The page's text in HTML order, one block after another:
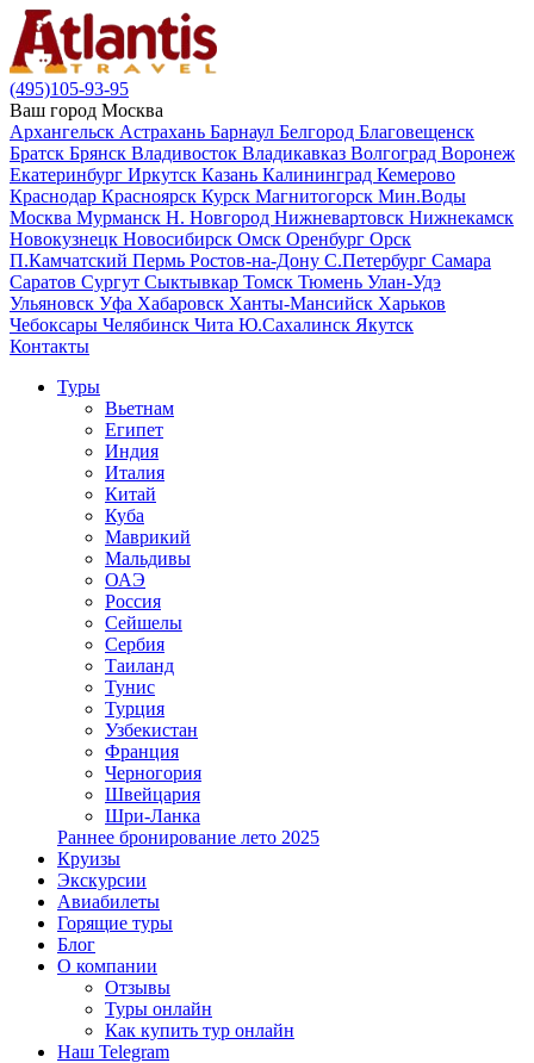
(495)105-93-95
Ваш город Москва
Архангельск Астрахань Барнаул Белгород Благовещенск
Братск Брянск Владивосток Владикавказ Волгоград Воронеж
Екатеринбург Иркутск Казань Калининград Кемерово
Краснодар Красноярск Курск Магнитогорск Мин.Воды
Москва Мурманск Н. Новгород Нижневартовск Нижнекамск
Новокузнецк Новосибирск Омск Оренбург Орск
П.Камчатский Пермь Ростов-на-Дону С.Петербург Самара
Саратов Сургут Сыктывкар Томск Тюмень Улан-Удэ
Ульяновск Уфа Хабаровск Ханты-Мансийск Харьков
Чебоксары Челябинск Чита Ю.Сахалинск Якутск
Контакты
Туры
Вьетнам
Египет
Индия
Италия
Китай
Куба
Маврикий
Мальдивы
ОАЭ
Россия
Сейшелы
Сербия
Таиланд
Тунис
Турция
Узбекистан
Франция
Черногория
Швейцария
Шри-Ланка
Раннее бронирование лето 2025
Круизы
Экскурсии
Авиабилеты
Горящие туры
Блог
О компании
Отзывы
Туры онлайн
Как купить тур онлайн
Наш Telegram